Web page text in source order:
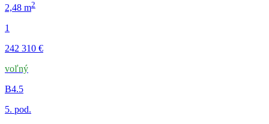
2,48 m2
1
242 310 €
voľný
B4.5
5. pod.